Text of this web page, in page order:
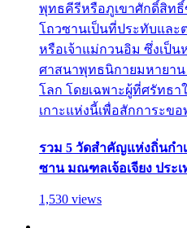
พุทธคีรีหรือภูเขาศักดิ์สิท
โถวซานเป็นที่ประทับและ
หรือเจ้าแม่กวนอิม ซึ่งเป็
ศาสนาพุทธนิกายมหายา
โลก โดยเฉพาะผู้ที่ศรัทธา
เกาะแห่งนี้เพื่อสักการะข
รวม 5 วัดสำคัญแห่งถิ่นกำ
ซาน มณฑลเจ้อเจียง ประ
1,530 views